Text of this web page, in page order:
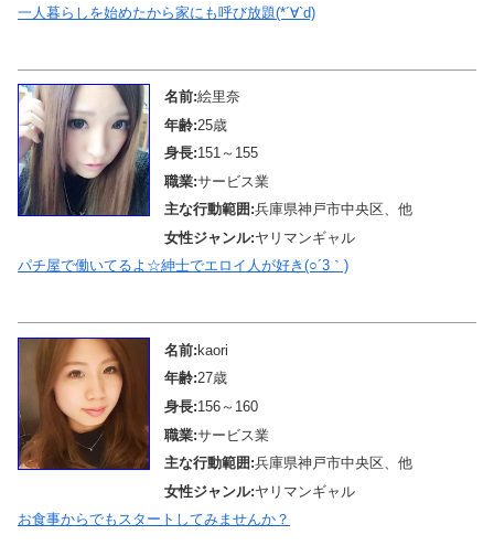
一人暮らしを始めたから家にも呼び放題(*´∀`d)
名前:絵里奈
年齢:25歳
身長:151～155
職業:サービス業
主な行動範囲:兵庫県神戸市中央区、他
女性ジャンル:ヤリマンギャル
パチ屋で働いてるよ☆紳士でエロイ人が好き(○´3｀)
名前: kaori
年齢:27歳
身長:156～160
職業:サービス業
主な行動範囲:兵庫県神戸市中央区、他
女性ジャンル:ヤリマンギャル
お食事からでもスタートしてみませんか？